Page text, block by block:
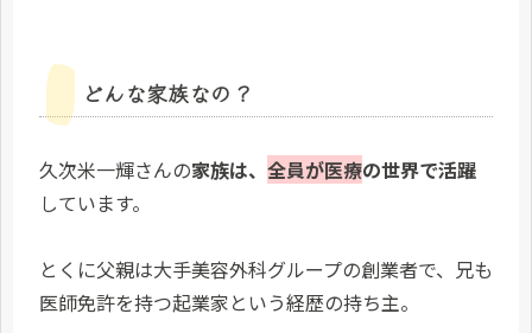
どんな家族なの？
久次米一輝さんの家族は、 全員が医療の世界で活躍
しています。
とくに父親は大手美容外科グループの創業者で、兄も
医師免許を持つ起業家という経歴の持ち主。